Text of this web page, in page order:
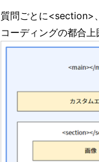
質問ごとに<section>
コーディングの都合